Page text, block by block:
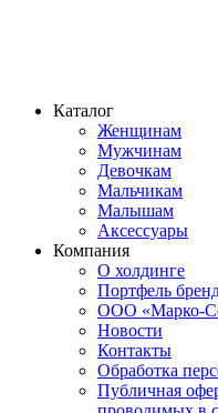
Каталог
Женщинам
Мужчинам
Девочкам
Мальчикам
Малышам
Аксессуары
Компания
О холдинге
Портфель
ООО «Марко-
Новости
Контакты
Обработка
Публичная